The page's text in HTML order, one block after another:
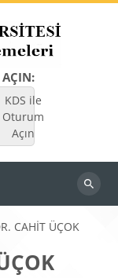
KDS ile
Oturum
Açın
Dersleri
CAHİT ÜÇOK